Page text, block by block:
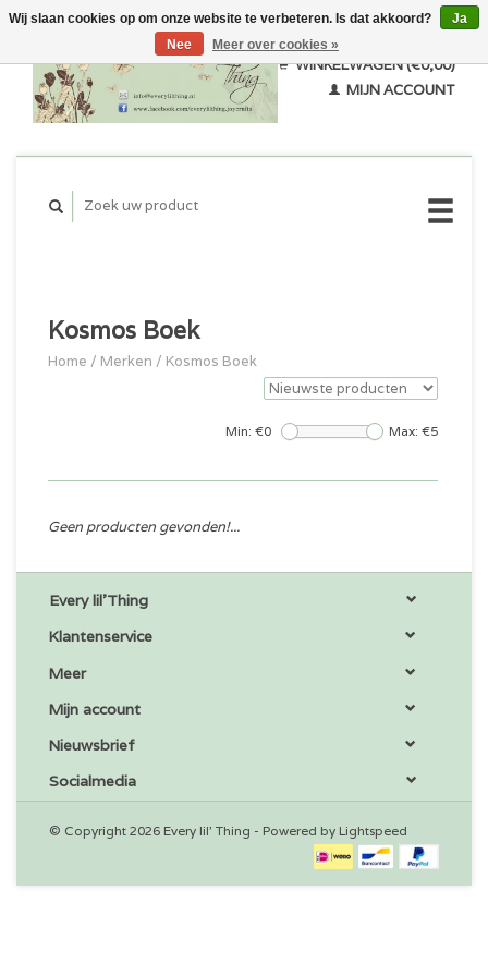
WINKELWAGEN (€0,00)
MIJN ACCOUNT
Kosmos Boek
Home / Merken / Kosmos Boek
Min: €0 Max: €5
Geen producten gevonden!...
Every lil'Thing
Klantenservice
Meer
Mijn account
Nieuwsbrief
Socialmedia
© Copyright 2026 Every lil' Thing - Powered by Lightspeed
Wij slaan cookies op om onze website te verbeteren. Is dat akkoord?
Ja
Nee
Meer over cookies »